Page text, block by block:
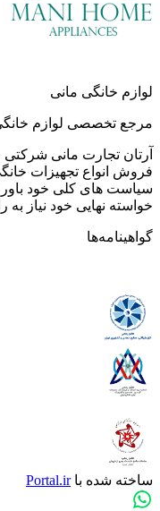
لوازم خانگی مانی
مرجع تخصصی لوازم
آرتان تجارت مانی شرکتی
فروش انواع تجهیزات
سیاست های کلی خود
خواسته نهایی خود نیاز
گواهینامه‌ها
ساخته شده باPortal.ir